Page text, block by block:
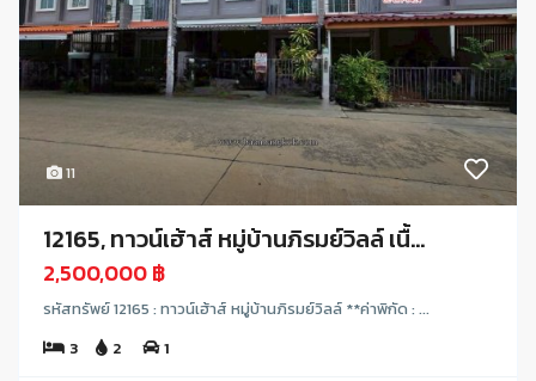
11
12165, ทาวน์เฮ้าส์ หมู่บ้านภิรมย์วิลล์ เนื้...
2,500,000 ฿
รหัสทรัพย์ 12165 : ทาวน์เฮ้าส์ หมู่บ้านภิรมย์วิลล์ **ค่าพิกัด : ...
3
2 1